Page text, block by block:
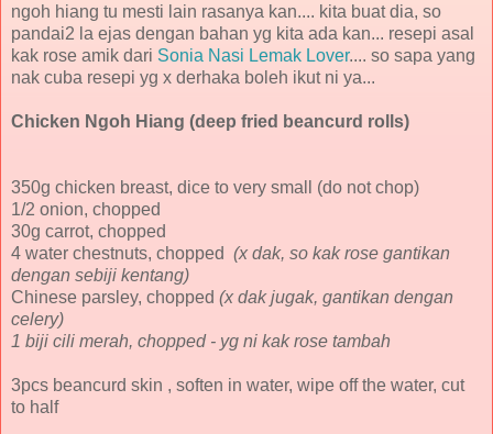
ngoh hiang tu mesti lain rasanya kan.... kita buat dia, so
pandai2 la ejas dengan bahan yg kita ada kan... resepi asal
kak rose amik dari Sonia Nasi Lemak Lover.... so sapa yang
nak cuba resepi yg x derhaka boleh ikut ni ya...
Chicken Ngoh Hiang (deep fried beancurd rolls)
350g chicken breast, dice to very small (do not chop)
1/2 onion, chopped
30g carrot, chopped
4 water chestnuts, chopped (x dak, so kak rose gantikan
dengan sebiji kentang)
Chinese parsley, chopped (x dak jugak, gantikan dengan
celery)
1 biji cili merah, chopped - yg ni kak rose tambah
3pcs beancurd skin , soften in water, wipe off the water, cut
to half